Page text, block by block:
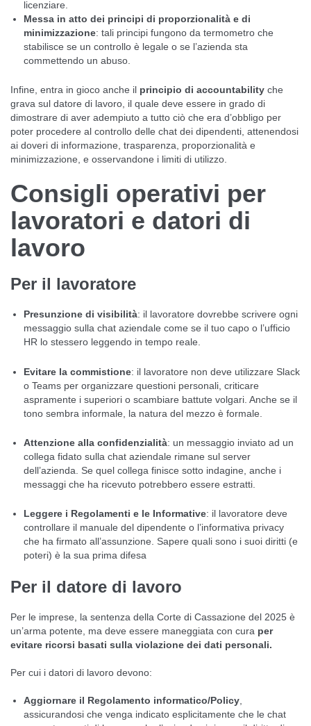
licenziare.
Messa in atto dei principi di proporzionalità e di
minimizzazione: tali principi fungono da termometro che
stabilisce se un controllo è legale o se l’azienda sta
commettendo un abuso.
Infine, entra in gioco anche il principio di accountability che
grava sul datore di lavoro, il quale deve essere in grado di
dimostrare di aver adempiuto a tutto ciò che era d’obbligo per
poter procedere al controllo delle chat dei dipendenti, attenendosi
ai doveri di informazione, trasparenza, proporzionalità e
minimizzazione, e osservandone i limiti di utilizzo.
Consigli operativi per
lavoratori e datori di
lavoro
Per il lavoratore
Presunzione di visibilità: il lavoratore dovrebbe scrivere ogni
messaggio sulla chat aziendale come se il tuo capo o l’ufficio
HR lo stessero leggendo in tempo reale.
Evitare la commistione: il lavoratore non deve utilizzare Slack
o Teams per organizzare questioni personali, criticare
aspramente i superiori o scambiare battute volgari. Anche se il
tono sembra informale, la natura del mezzo è formale.
Attenzione alla confidenzialità: un messaggio inviato ad un
collega fidato sulla chat aziendale rimane sul server
dell’azienda. Se quel collega finisce sotto indagine, anche i
messaggi che ha ricevuto potrebbero essere estratti.
Leggere i Regolamenti e le Informative: il lavoratore deve
controllare il manuale del dipendente o l’informativa privacy
che ha firmato all’assunzione. Sapere quali sono i suoi diritti (e
poteri) è la sua prima difesa
Per il datore di lavoro
Per le imprese, la sentenza della Corte di Cassazione del 2025 è
un’arma potente, ma deve essere maneggiata con cura per
evitare ricorsi basati sulla violazione dei dati personali.
Per cui i datori di lavoro devono:
Aggiornare il Regolamento informatico/Policy,
assicurandosi che venga indicato esplicitamente che le chat